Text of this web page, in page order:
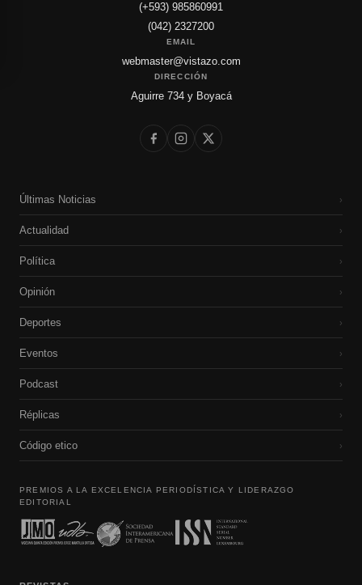
(+593) 985860991
(042) 2327200
EMAIL
webmaster@vistazo.com
DIRECCIÓN
Aguirre 734 y Boyacá
Últimas Noticias ›
Actualidad ›
Política ›
Opinión ›
Deportes ›
Eventos ›
Podcast ›
Réplicas ›
Código etico ›
PREMIOS A LA EXCELENCIA PERIODÍSTICA Y LIDERAZGO
EDITORIAL